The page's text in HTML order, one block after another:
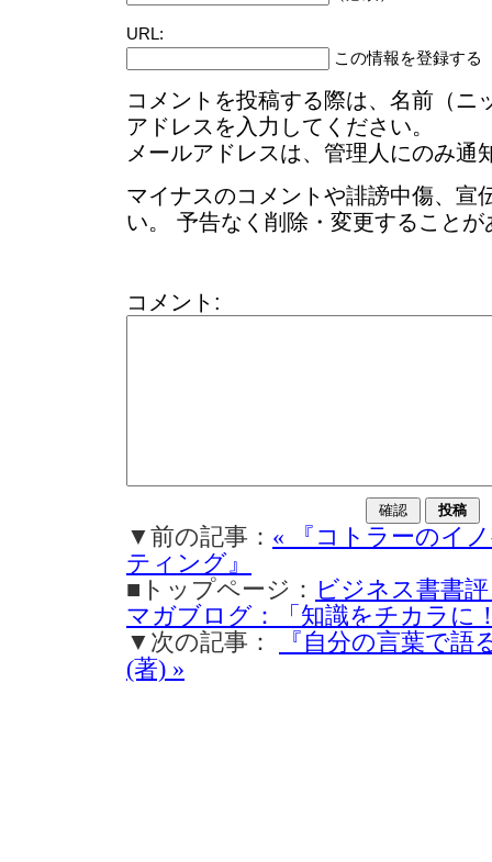
URL:
この情報を登録する
コメントを投稿する際は、名前（ニ
アドレスを入力してください。
メールアドレスは、管理人にのみ通
マイナスのコメントや誹謗中傷、宣
い。 予告なく削除・変更することが
コメント:
▼前の記事： « 『コトラーのイ
ティング』
■トップページ： ビジネス書書
マガブログ：「知識をチカラに
▼次の記事：
『自分の言葉で語
(著) »